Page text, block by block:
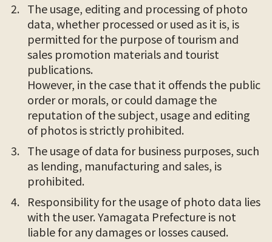
The usage, editing and processing of photo
data, whether processed or used as it is, is
permitted for the purpose of tourism and
sales promotion materials and tourist
publications.
However, in the case that it offends the public
order or morals, or could damage the
reputation of the subject, usage and editing
of photos is strictly prohibited.
The usage of data for business purposes, such
as lending, manufacturing and sales, is
prohibited.
Responsibility for the usage of photo data lies
with the user. Yamagata Prefecture is not
liable for any damages or losses caused.